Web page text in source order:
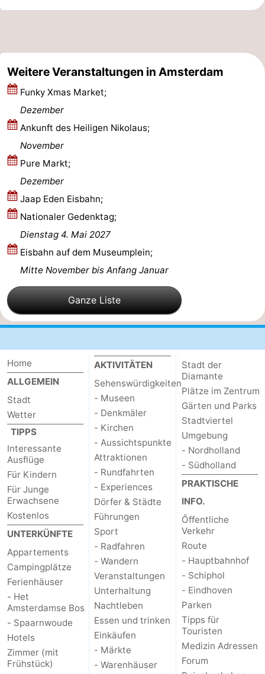
Zentrum
und
Parks
Stadtviertel
Umgebung
Nordholland
Südholland
Praktisch
Forum
Reisebuchshop
Őffentliche
Verkehr
Route
Hauptbahnhof
Schiphol
Eindhoven
Parken
Tipps
für
Touristen
Medizin
Adressen
Wetter
Weitere Veranstaltungen in Amsterdam
Funky Xmas Market;
Dezember
Ankunft des Heiligen Nikolaus;
November
Pure Markt;
Dezember
Jaap Eden Eisbahn;
Nationaler Gedenktag;
Dienstag 4. Mai 2027
Eisbahn auf dem Museumplein;
Mitte November bis Anfang Januar
Ganze Liste
Home
ALLGEMEIN
Stadt
Wetter
TIPPS
Interessante
Ausflüge
Für Kindern
Für Junge
Erwachsene
Kostenlos
UNTERKÜNFTE
Appartements
Campingplätze
Ferienhäuser
- Het
Amsterdamse Bos
- Spaarnwoude
Hotels
Zimmer (mit
Frühstück)
AKTIVITÄTEN
Sehenswürdigkeiten
- Museen
- Denkmäler
- Kirchen
- Aussichtspunkte
Attraktionen
- Rundfahrten
- Experiences
Dörfer & Städte
Führungen
Sport
- Radfahren
- Wandern
Veranstaltungen
Unterhaltung
Nachtleben
Essen und trinken
Einkäufen
- Märkte
- Warenhäuser
Stadt der
Diamante
Plätze im Zentrum
Gärten und Parks
Stadtviertel
Umgebung
- Nordholland
- Südholland
PRAKTISCHE
INFO.
Őffentliche
Verkehr
Route
- Hauptbahnhof
- Schiphol
- Eindhoven
Parken
Tipps für
Touristen
Medizin Adressen
Forum